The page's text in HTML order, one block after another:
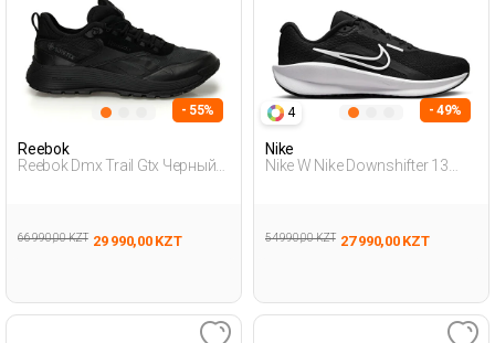
- 55%
Reebok
Reebok Dmx Trail Gtx Черный
66 990,00 KZT 29 990,00 KZT
4 - 49%
Nike
Nike W Nike Downshifter 13
54 990,00 KZT 27 990,00 KZT